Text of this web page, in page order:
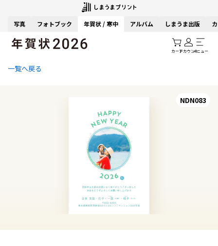
写真 フォトブック 年賀状 / 寒中 アルバム しまうま出版
カートアカウントメニュー
一覧へ戻る
NDN083